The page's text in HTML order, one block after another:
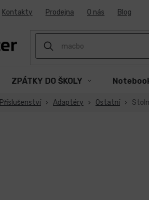
Kontakty Prodejna O nás Blog
ZPÁTKY DO ŠKOLY
Příslušenství Adaptéry Ostatní